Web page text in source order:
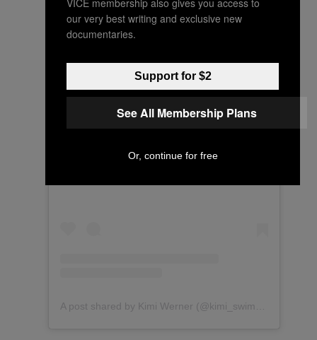
View this post on Instagram
our very best writing and exclusive new
documentaries.
Support for $2
See All Membership Plans
Or, continue for free